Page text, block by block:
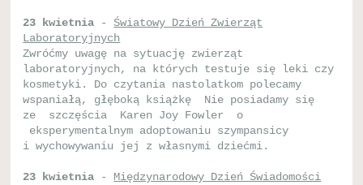
23 kwietnia -Światowy Dzień Zwierząt
Laboratoryjnych
Zwróćmy uwagę na sytuację zwierząt
laboratoryjnych, na których testuje się leki czy
kosmetyki. Do czytania nastolatkom polecamy
wspaniałą, głęboką książkę Nie posiadamy się
ze szczęścia Karen Joy Fowler o
eksperymentalnym adoptowaniu szympansicy
i wychowywaniu jej z własnymi dziećmi.
23 kwietnia - Międzynarodowy Dzień Świadomości